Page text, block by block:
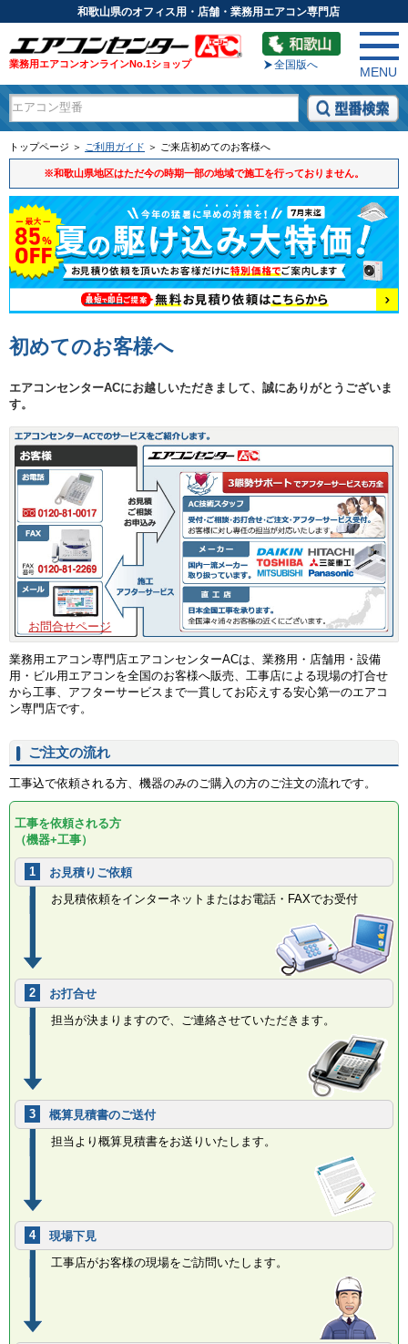
和歌山県のオフィス用・店舗・業務用エアコン専門店
業務用エアコンオンラインNo.1ショップ 全国版へ
MENU
トップページ ＞ ご利用ガイド ＞ ご来店初めてのお客様へ
※和歌山県地区はただ今の時期一部の地域で施工を行っておりません。
初めてのお客様へ
エアコンセンターACにお越しいただきまして、誠にありがとうございま
す。
お問合せページ
業務用エアコン専門店エアコンセンターACは、業務用・店舗用・設備
用・ビル用エアコンを全国のお客様へ販売、工事店による現場の打合せ
から工事、アフターサービスまで一貫してお応えする安心第一のエアコ
ン専門店です。
ご注文の流れ
工事込で依頼される方、機器のみのご購入の方のご注文の流れです。
工事を依頼される方
（機器+工事）
1
お見積りご依頼
お見積依頼をインターネットまたはお電話・FAXでお受付
2
お打合せ
担当が決まりますので、ご連絡させていただきます。
3
概算見積書のご送付
担当より概算見積書をお送りいたします。
4
現場下見
工事店がお客様の現場をご訪問いたします。